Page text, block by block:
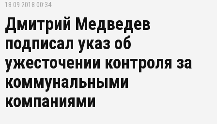
18.09.2018 00:34
Дмитрий Медведев
подписал указ об
ужесточении контроля за
коммунальными
компаниями